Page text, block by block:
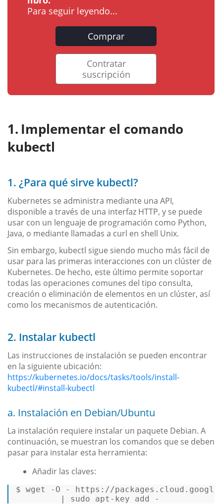
Para seguir leyendo...
Comprar
Contratar
suscripción
Implementar el comando
kubectl
1. ¿Para qué sirve kubectl?
Kubernetes se administra mediante una API,
disponible a través de una interfaz HTTP, y se puede
usar con un lenguaje de programación como Python,
Java, o mediante llamadas a curl en shell Unix.
Sin embargo, kubectl sigue siendo mucho más fácil de
usar para las primeras interacciones con un clúster de
Kubernetes. De hecho, este último permite soportar
todas las operaciones comunes del tipo consulta,
creación o eliminación de elementos en un clúster, así
como los mecanismos de autenticación.
2. Instalar kubectl
Las instrucciones de instalación se pueden encontrar
en la siguiente ubicación:
https://kubernetes.io/docs/tasks/tools/install-
kubectl/#install-kubectl
a. Instalación en Debian/Ubuntu
La instalación requiere instalar un paquete Debian. A
continuación, se muestran los comandos que se deben
pasar para instalar esta herramienta:
Añadir las claves:
$ wget -O - https: //
|
sudo apt-key add -